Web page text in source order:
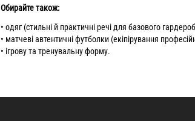
Обирайте також:
• одяг(стильні й практичні речі для базового
• матчеві автентичні футболки(екіпірування
• ігровута тренувальну форму.